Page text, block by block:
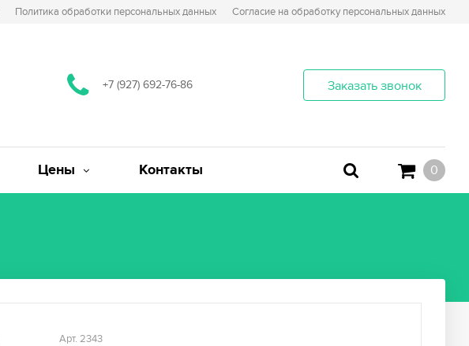
Политика обработки персональных данных Согласие на обработку персональных данных
+7 (927) 692-76-86 Заказать звонок
Цены Контакты 0
Арт. 2343